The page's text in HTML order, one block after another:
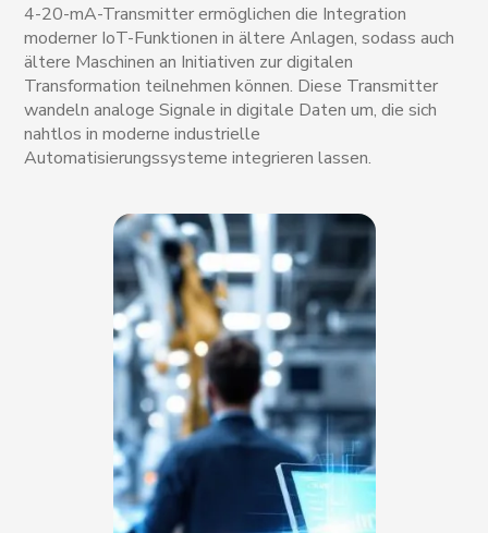
4-20-mA-Transmitter ermöglichen die Integration
moderner IoT-Funktionen in ältere Anlagen, sodass auch
ältere Maschinen an Initiativen zur digitalen
Transformation teilnehmen können. Diese Transmitter
wandeln analoge Signale in digitale Daten um, die sich
nahtlos in moderne industrielle
Automatisierungssysteme integrieren lassen.